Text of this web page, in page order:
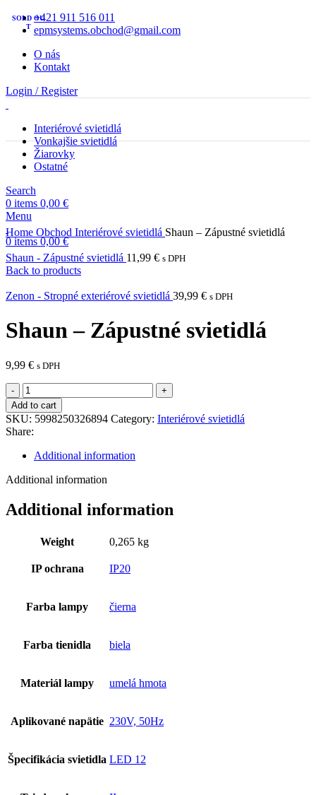
+421 911 516 011
epmsystems.obchod@gmail.com
O nás
Kontakt
Login / Register
Interiérové svietidlá
Vonkajšie svietidlá
Žiarovky
Ostatné
Search
0 items 0,00 €
Menu
0items 0,00€
Home Obchod Interiérové svietidlá Shaun – Zápustné svietidlá
Shaun - Zápustné svietidlá 11,99 € s DPH
Back to products
Zenon - Stropné exteriérové svietidlá 39,99 € s DPH
Shaun – Zápustné svietidlá
9,99 € s DPH
Shaun
-
Zápustné
svietidlá
quantity
Add to cart
SKU: 5998250326894 Category: Interiérové svietidlá
Share:
Additional information
Additional information
Additional information
Weight 0,265 kg
IP ochrana IP20
Farba lampy čierna
Farba tienidla biela
Materiál lampy umelá hmota
Aplikované napätie 230V, 50Hz
Špecifikácia svietidla LED 12
SOLD OU
T